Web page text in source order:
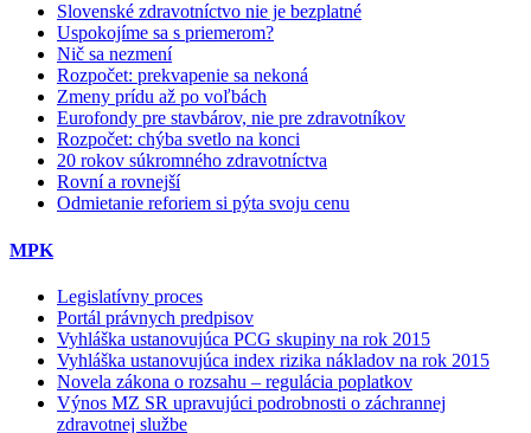
Slovenské zdravotníctvo nie je bezplatné
Uspokojíme sa s priemerom?
Nič sa nezmení
Rozpočet: prekvapenie sa nekoná
Zmeny prídu až po voľbách
Eurofondy pre stavbárov, nie pre zdravotníkov
Rozpočet: chýba svetlo na konci
20 rokov súkromného zdravotníctva
Rovní a rovnejší
Odmietanie reforiem si pýta svoju cenu
MPK
Legislatívny proces
Portál právnych predpisov
Vyhláška ustanovujúca PCG skupiny na rok 2015
Vyhláška ustanovujúca index rizika nákladov na rok 2015
Novela zákona o rozsahu – regulácia poplatkov
Výnos MZ SR upravujúci podrobnosti o záchrannej
zdravotnej službe